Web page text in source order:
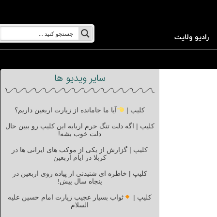
رادیو ولایت
سایر ویدیو ها
کلیپ | آیا ما جامانده از زیارت اربعین داریم؟
کلیپ | اگه دلت تنگ حرم اربابه این کلیپ رو ببین حال
دلت خوب بشه!
کلیپ | گزارش از یکی از موکب های ایرانی ها در
کربلا در ایام اربعین
کلیپ | خاطره ای شنیدنی از پیاده روی اربعین در
پنجاه سال پیش!
کلیپ |
ثواب بسیار عجیب زیارت امام حسین علیه
السلام